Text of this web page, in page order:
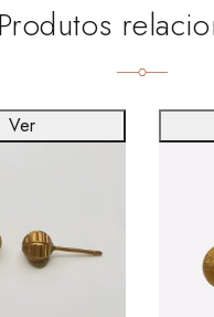
Produtos
Ver